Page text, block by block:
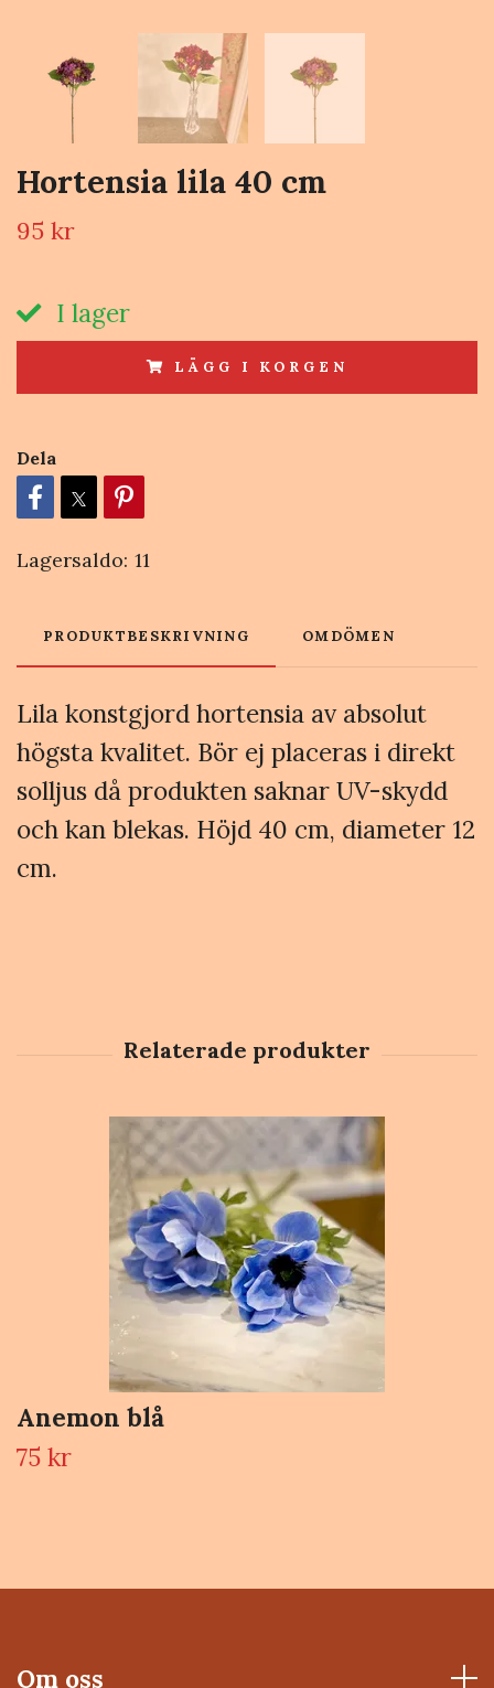
Hortensia lila 40 cm
95 kr
I lager
LÄGG I KORGEN
Dela
Lagersaldo: 11
PRODUKTBESKRIVNING OMDÖMEN
Lila konstgjord hortensia av absolut
högsta kvalitet. Bör ej placeras i direkt
solljus då produkten saknar UV-skydd
och kan blekas. Höjd 40 cm, diameter 12
cm.
Anemon blå
75 kr
Om oss